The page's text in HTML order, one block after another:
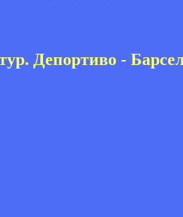
Депортиво -